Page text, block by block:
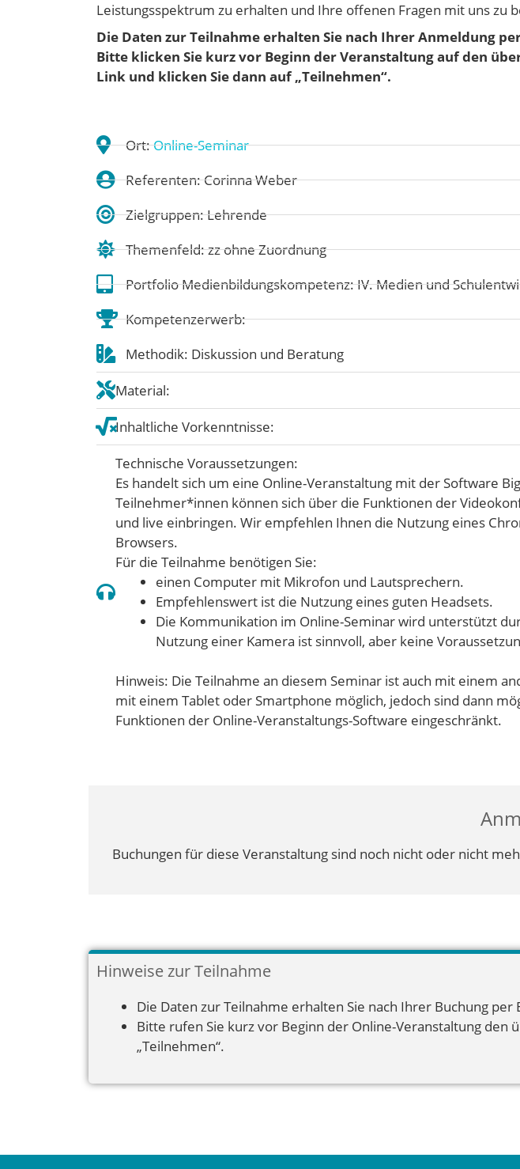
Leistungsspektrum zu erhalten und Ihre offenen Fragen mit uns zu
Die Daten zur Teilnahme erhalten Sie nach Ihrer Anmeldung
Bitte klicken Sie kurz vor Beginn der Veranstaltung auf den
Link und klicken Sie dann auf „Teilnehmen“.
Ort:Online-Seminar
Referenten: Corinna Weber
Zielgruppen: Lehrende
Themenfeld:zz ohne Zuordnung
Portfolio Medienbildungskompetenz:IV. Medien und
Kompetenzerwerb:
Methodik: Diskussion und Beratung
Material:
Inhaltliche Vorkenntnisse:
Technische Voraussetzungen:
Es handelt sich um eine Online-Veranstaltung mit der Software
Teilnehmer*innen können sich über die Funktionen der
und live einbringen. Wir empfehlen Ihnen die Nutzung eines
Browsers.
Für die Teilnahme benötigen Sie:
einen Computer mit Mikrofon und Lautsprechern.
Empfehlenswert ist die Nutzung eines guten Headsets.
Die Kommunikation im Online-Seminar wird unterstützt
Nutzung einer Kamera ist sinnvoll, aber keine
Hinweis: Die Teilnahme an diesem Seminar ist auch mit einem
mit einem Tablet oder Smartphone möglich, jedoch sind dann
Funktionen der Online-Veranstaltungs-Software eingeschränkt.
Buchungen für diese Veranstaltung sind noch nicht oder nicht
Hinweise zur Teilnahme
Die Daten zur Teilnahme erhalten Sie nach Ihrer Buchung per
Bitte rufen Sie kurz vor Beginn der Online-Veranstaltung den
„Teilnehmen“.